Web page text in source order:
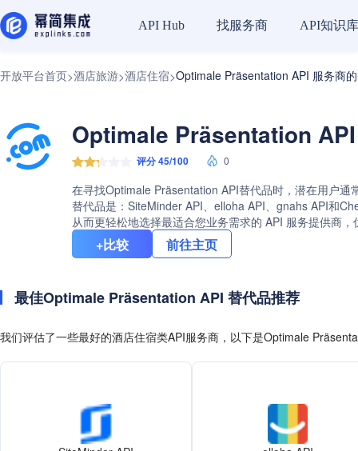
API Hub 找服务商 API知识库
开放平台首页>酒店旅游>酒店住宿>Optimale Präsentation API 服务商
Optimale Präsentation
评分 45/100 0
在寻找Optimale Präsentation API替代品时，潜在用户
替代品是：SiteMinder API、elloha API、gnahs API和
从而更轻松地选择最适合您业务需求的 API 服务提供商，
+比较 前往主页
最佳Optimale Präsentation API 替代品推荐
我们评估了一些最好的酒店住宿类API服务商，以下是Optimale